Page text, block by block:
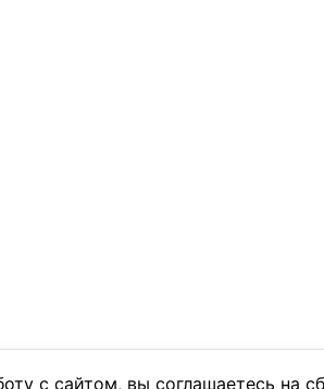
с сайтом, вы соглашаетесь на